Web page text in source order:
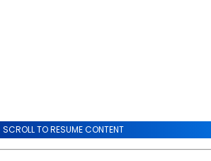
SCROLL TO RESUME CONTENT